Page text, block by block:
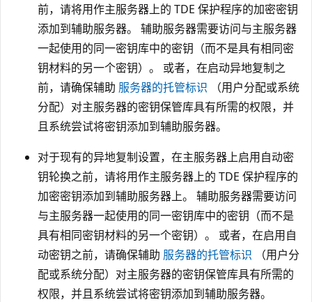
前，请将用作主服务器上的 TDE 保护程序的加密密钥
添加到辅助服务器。 辅助服务器需要访问与主服务器
一起使用的同一密钥库中的密钥（而不是具有相同密
钥材料的另一个密钥）。 或者，在启动异地复制之
前，请确保辅助 服务器的托管标识 （用户分配或系统
分配）对主服务器的密钥保管库具有所需的权限，并
且系统尝试将密钥添加到辅助服务器。
对于现有的异地复制设置，在主服务器上启用自动密
钥轮换之前，请将用作主服务器上的 TDE 保护程序的
加密密钥添加到辅助服务器上。 辅助服务器需要访问
与主服务器一起使用的同一密钥库中的密钥（而不是
具有相同密钥材料的另一个密钥）。 或者，在启用自
动密钥之前，请确保辅助 服务器的托管标识 （用户分
配或系统分配）对主服务器的密钥保管库具有所需的
权限，并且系统尝试将密钥添加到辅助服务器。